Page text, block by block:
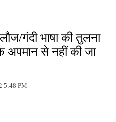
गंदी भाषा की तुलना
के अपमान से नहीं की जा
5:48 PM